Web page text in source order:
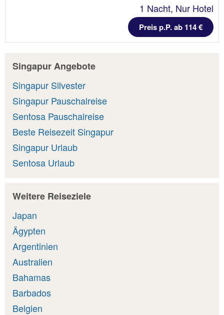
1 Nacht, Nur Hotel
Preis p.P. ab 114 €
Singapur Angebote
Singapur Silvester
Singapur Pauschalreise
Sentosa Pauschalreise
Beste Reisezeit Singapur
Singapur Urlaub
Sentosa Urlaub
Weitere Reiseziele
Japan
Ägypten
Argentinien
Australien
Bahamas
Barbados
Belgien